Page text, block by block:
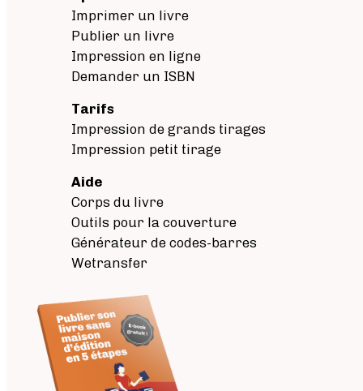
Imprimer un livre
Publier un livre
Impression en ligne
Demander un ISBN
Tarifs
Impression de grands tirages
Impression petit tirage
Aide
Corps du livre
Outils pour la couverture
Générateur de codes-barres
Wetransfer